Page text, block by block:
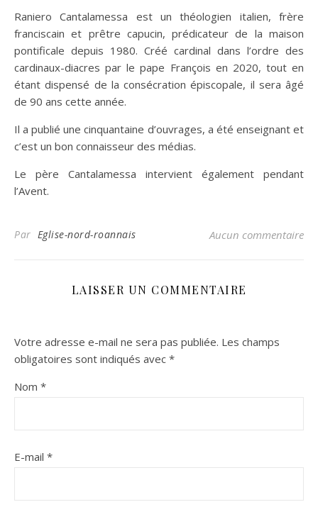
Raniero Cantalamessa est un théologien italien, frère
franciscain et prêtre capucin, prédicateur de la maison
pontificale depuis 1980. Créé cardinal dans l’ordre des
cardinaux-diacres par le pape François en 2020, tout en
étant dispensé de la consécration épiscopale, il sera âgé
de 90 ans cette année.
Il a publié une cinquantaine d’ouvrages, a été enseignant et
c’est un bon connaisseur des médias.
Le père Cantalamessa intervient également pendant
l’Avent.
Par Eglise-nord-roannais Aucun commentaire
LAISSER UN COMMENTAIRE
Votre adresse e-mail ne sera pas publiée. Les champs
obligatoires sont indiqués avec *
Nom *
E-mail *